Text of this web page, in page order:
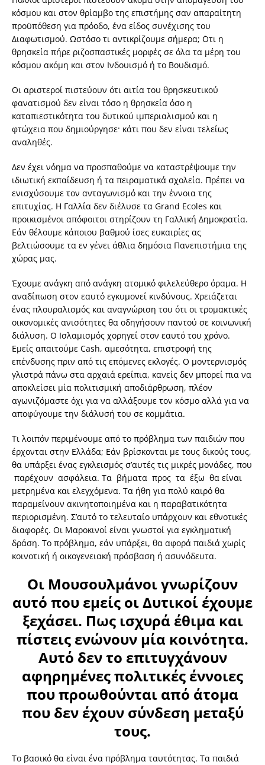
κόσμου και στον θρίαμβο της επιστήμης σαν απαραίτητη
προϋπόθεση για πρόοδο, ένα είδος συνέχισης του
Διαφωτισμού. Ωστόσο τι αντικρίζουμε σήμερα; ΄Οτι η
θρησκεία πήρε ριζοσπαστικές μορφές σε όλα τα μέρη του
κόσμου ακόμη και στον Ινδουισμό ή το Βουδισμό.
Οι αριστεροί πιστεύουν ότι αιτία του θρησκευτικού
φανατισμού δεν είναι τόσο η θρησκεία όσο η
καταπιεστικότητα του δυτικού ιμπεριαλισμού και η
φτώχεια που δημιούργησε· κάτι που δεν είναι τελείως
αναληθές.
Δεν έχει νόημα να προσπαθούμε να καταστρέψουμε την
ιδιωτική εκπαίδευση ή τα πειραματικά σχολεία. Πρέπει να
ενισχύσουμε τον ανταγωνισμό και την έννοια της
επιτυχίας. Η Γαλλία δεν διέλυσε τα Grand Ecoles και
προικισμένοι απόφοιτοι στηρίζουν τη Γαλλική Δημοκρατία.
Εάν θέλουμε κάποιου βαθμού ίσες ευκαιρίες ας
βελτιώσουμε τα εν γένει άθλια δημόσια Πανεπιστήμια της
χώρας μας.
Έχουμε ανάγκη από ανάγκη ατομικό φιλελεύθερο όραμα. Η
αναδίπωση στον εαυτό εγκυμονεί κινδύνους. Χρειάζεται
ένας πλουραλισμός και αναγνώριση του ότι οι τρομακτικές
οικονομικές ανισότητες θα οδηγήσουν παντού σε κοινωνική
διάλυση. Ο Ισλαμισμός χορηγεί στον εαυτό του χρόνο.
Εμείς απαιτούμε Cash, αμεσότητα, επιστροφή της
επένδυσης πριν από τις επόμενες εκλογές. Ο μοντερνισμός
γλιστρά πάνω στα αρχαιά ερείπια, κανείς δεν μπορεί πια να
αποκλείσει μία πολιτισμική αποδιάρθρωση, πλέον
αγωνιζόμαστε όχι για να αλλάξουμε τον κόσμο αλλά για να
αποφύγουμε την διάλυσή του σε κομμάτια.
Τι λοιπόν περιμένουμε από το πρόβλημα των παιδιών που
έρχονται στην Ελλάδα; Εάν βρίσκονται με τους δικούς τους,
θα υπάρξει ένας εγκλεισμός σ’αυτές τις μικρές μονάδες, που
παρέχουν ασφάλεια. Τα βήματα προς τα έξω θα είναι
μετρημένα και ελεγχόμενα. Τα ήθη για πολύ καιρό θα
παραμείνουν ακινητοποιημένα και η παραβατικότητα
περιορισμένη. Σ’αυτό το τελευταίο υπάρχουν και εθνοτικές
διαφορές. Οι Μαροκινοί είναι γνωστοί για εγκληματική
δράση. Το πρόβλημα, εάν υπάρξει, θα αφορά παιδιά χωρίς
κοινοτική ή οικογενειακή πρόσβαση ή ασυνόδευτα.
Οι Μουσουλμάνοι γνωρίζουν
αυτό που εμείς οι Δυτικοί έχουμε
ξεχάσει. Πως ισχυρά έθιμα και
πίστεις ενώνουν μία κοινότητα.
Αυτό δεν το επιτυγχάνουν
αφηρημένες πολιτικές έννοιες
που προωθούνται από άτομα
που δεν έχουν σύνδεση μεταξύ
τους.
Το βασικό θα είναι ένα πρόβλημα ταυτότητας. Τα παιδιά